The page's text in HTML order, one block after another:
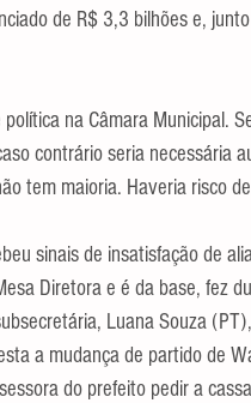
de R$ 3,3 bilhões e,
na Câmara Municipal.
contrário seria necessária
tem maioria. Haveria risco
sinais de insatisfação de
Diretora e é da base, fez
Luana Souza
a mudança de partido de
do prefeito pedir a